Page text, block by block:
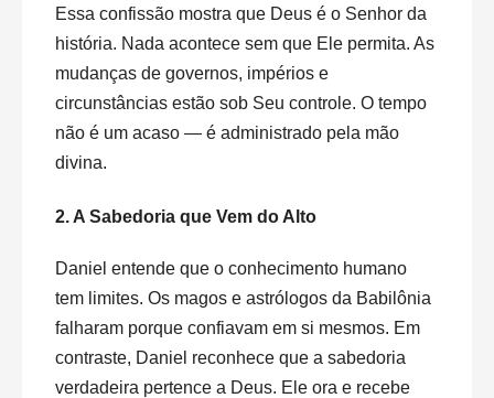
Essa confissão mostra que Deus é o Senhor da
história. Nada acontece sem que Ele permita. As
mudanças de governos, impérios e
circunstâncias estão sob Seu controle. O tempo
não é um acaso — é administrado pela mão
divina.
2. A Sabedoria que Vem do Alto
Daniel entende que o conhecimento humano
tem limites. Os magos e astrólogos da Babilônia
falharam porque confiavam em si mesmos. Em
contraste, Daniel reconhece que a sabedoria
verdadeira pertence a Deus. Ele ora e recebe